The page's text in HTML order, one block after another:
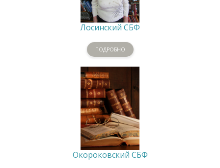
Лосинский СБФ
ПОДРОБНО
Окороковский СБФ